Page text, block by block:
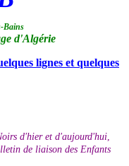
Bains
d'Algérie
lignes et quelques
d'hier et d'aujourd'hui,
de liaison des Enfants